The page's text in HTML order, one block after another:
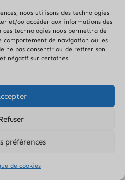
nous utilisons des technologies
et/ou accéder aux informations des
technologies nous permettra de
comportement de navigation ou les
ne pas consentir ou de retirer son
négatif sur certaines
préférences
de cookies
vous êtes libre de le